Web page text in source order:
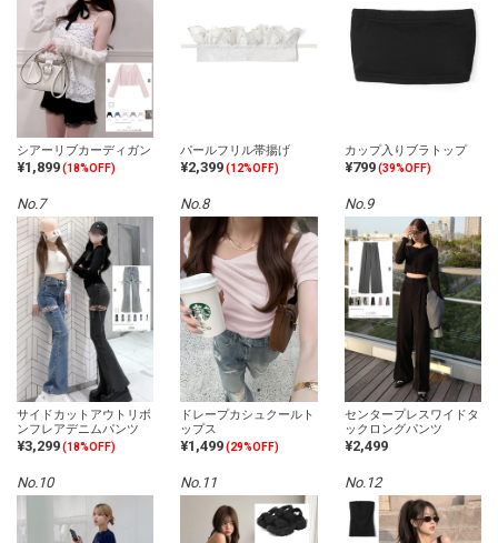
シアーリブカーディガン
¥1,899(18%OFF)
パールフリル帯揚げ
¥2,399 (12%OFF)
カップ入りブラトップ
¥799 (39%OFF)
No.7
サイドカットアウトリボ
ンフレアデニムパンツ
¥3,299(18%OFF)
No.8
ドレープカシュクールト
ップス
¥1,499 (29%OFF)
No.9
センタープレスワイドタ
ックロングパンツ
¥2,499
No.10 No.11 No.12